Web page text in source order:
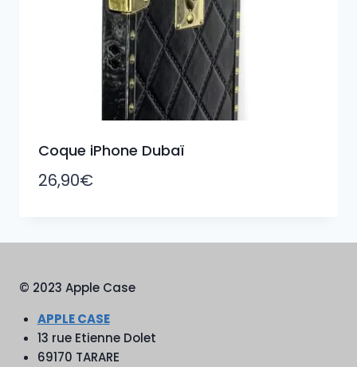
Coque iPhone Dubaï
26,90€
© 2023 Apple Case
APPLE CASE
13 rue Etienne Dolet
69170 TARARE